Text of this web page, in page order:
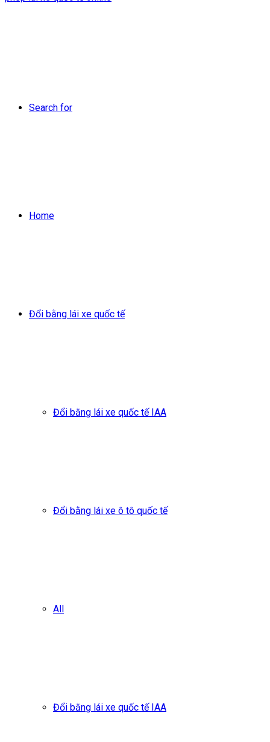
Search for
Home
Đổi bằng lái xe quốc tế
Đổi bằng lái xe quốc tế IAA
Đổi bằng lái xe ô tô quốc tế
All
Đổi bằng lái xe quốc tế IAA